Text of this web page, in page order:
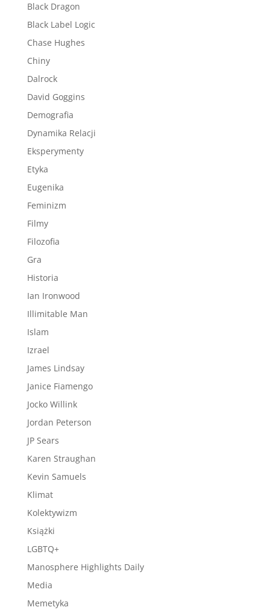
Black Dragon
Black Label Logic
Chase Hughes
Chiny
Dalrock
David Goggins
Demografia
Dynamika Relacji
Eksperymenty
Etyka
Eugenika
Feminizm
Filmy
Filozofia
Gra
Historia
Ian Ironwood
Illimitable Man
Islam
Izrael
James Lindsay
Janice Fiamengo
Jocko Willink
Jordan Peterson
JP Sears
Karen Straughan
Kevin Samuels
Klimat
Kolektywizm
Książki
LGBTQ+
Manosphere Highlights Daily
Media
Memetyka